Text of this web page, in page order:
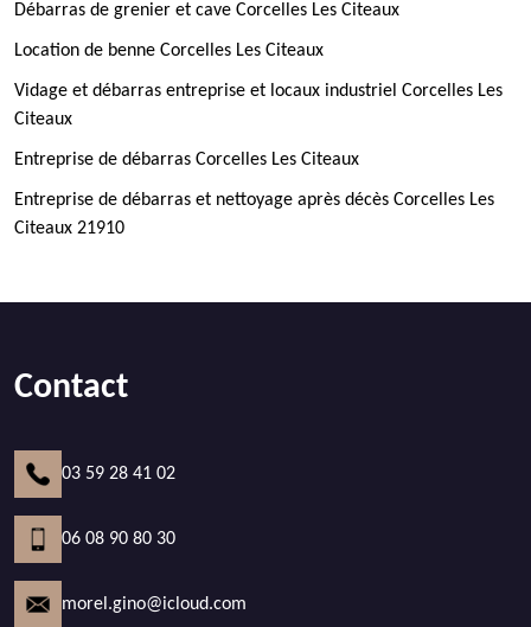
Débarras de grenier et cave Corcelles Les Citeaux
Location de benne Corcelles Les Citeaux
Vidage et débarras entreprise et locaux industriel Corcelles Les
Citeaux
Entreprise de débarras Corcelles Les Citeaux
Entreprise de débarras et nettoyage après décès Corcelles Les
Citeaux 21910
Contact
03 59 28 41 02
06 08 90 80 30
morel.gino@icloud.com